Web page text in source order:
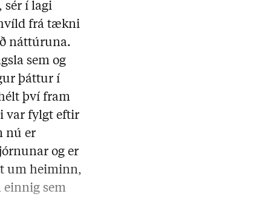
sér í lagi
frá tækni
náttúruna.
sem og
þáttur í
því fram
var fylgt eftir
nú er
og er
um heiminn,
einnig sem